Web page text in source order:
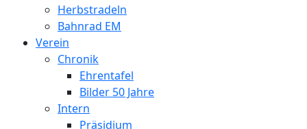
Herbstradeln
Bahnrad EM
Verein
Chronik
Ehrentafel
Bilder 50 Jahre
Intern
Präsidium